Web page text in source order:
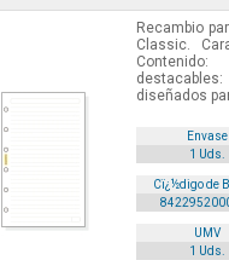
Recambio
Classic.
diseñados
Envase
1 Uds.
Cï¿½digo de
UMV
1 Uds.